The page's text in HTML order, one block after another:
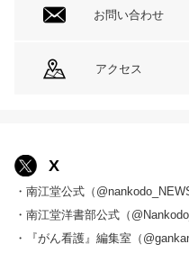
お問い合わせ
アクセス
X
・南江堂公式（
・南江堂洋書部公式（
・『がん看護』編集室（